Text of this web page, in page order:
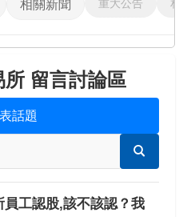
相關新聞 重大公告 相
留言討論區
話題
工認股,該不該認？我